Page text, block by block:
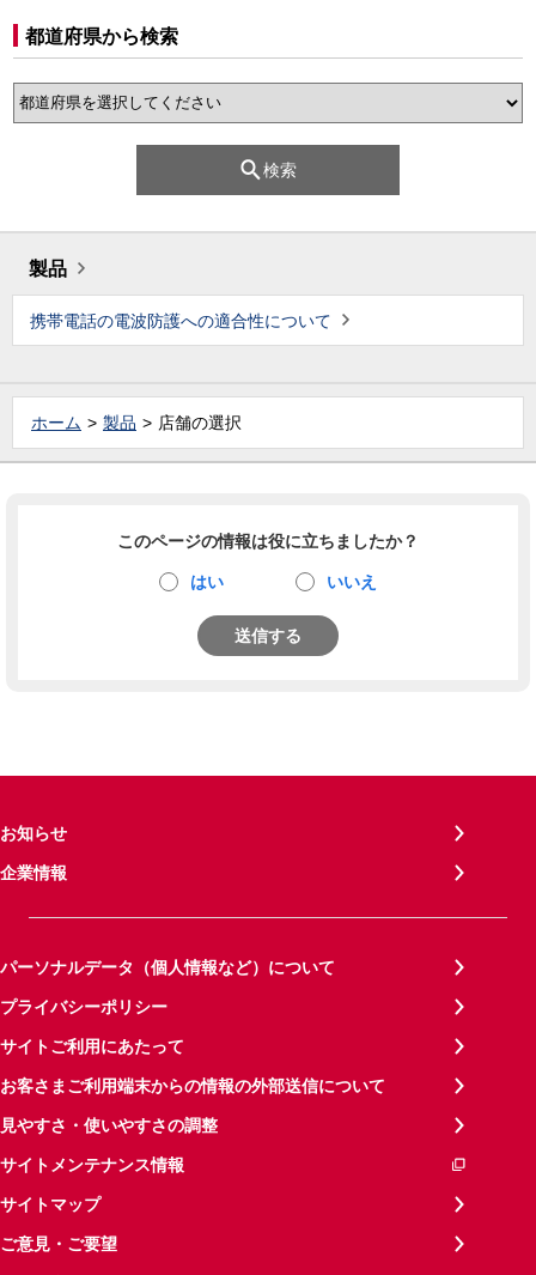
都道府県から検索
検索
製品
携帯電話の電波防護への適合性について
ホーム 製品 店舗の選択
このページの情報は役に立ちましたか？
はい いいえ
送信する
お知らせ
企業情報
パーソナルデータ（個人情報など）について
プライバシーポリシー
サイトご利用にあたって
お客さまご利用端末からの情報の外部送信について
見やすさ・使いやすさの調整
サイトメンテナンス情報
サイトマップ
ご意見・ご要望